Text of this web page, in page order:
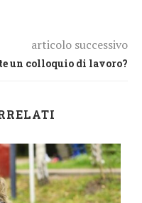
articolo successivo
un colloquio di lavoro?